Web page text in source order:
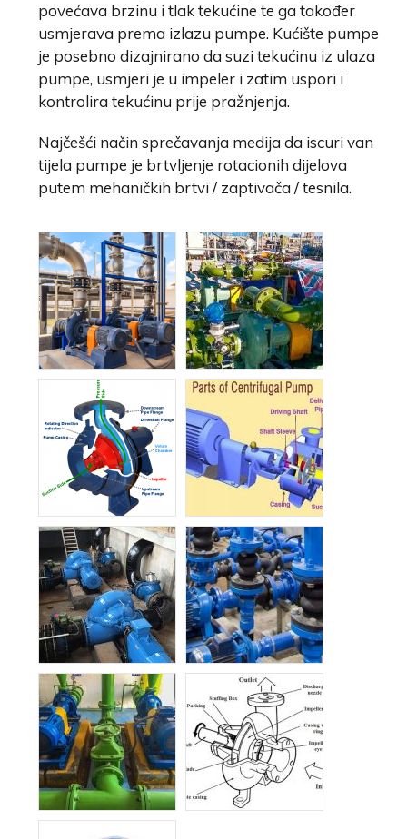
povećava brzinu i tlak tekućine te ga također
usmjerava prema izlazu pumpe. Kućište pumpe
je posebno dizajnirano da suzi tekućinu iz ulaza
pumpe, usmjeri je u impeler i zatim uspori i
kontrolira tekućinu prije pražnjenja.
Najčešći način sprečavanja medija da iscuri van
tijela pumpe je brtvljenje rotacionih dijelova
putem mehaničkih brtvi / zaptivača / tesnila.